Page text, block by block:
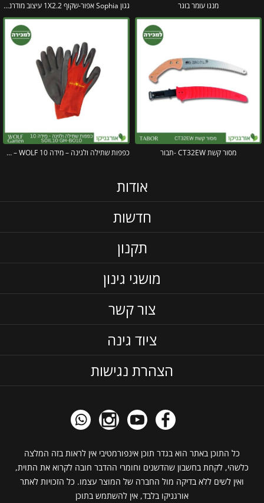
מנגו עומר בוגר גגון Sophia אפור-שקוף 1X2.2 עיצוב מודרני מבית פלרם – Canopia
מסור קשת CT32EW -תבור כפפות שתילה ולגינה – מידה 10 SOIL10 GH-BO10 – WOLF
אודות
חדשות
תקנון
מושגי גינון
צור קשר
ציוד גינה
הצהרת נגישות
כל התוכן באתר הוא בגדר תוכן אינפורמטיבי אין לראות בזה המלצה
כלשהי, לקחת בחשבון שהדשנים וחומרי ההדבר חובה לקרוא את התוית,
ואין לשים ללא בדיקה מול החברה של המוצר עצמו. כל הזכויות לאתר
אורגניקו בלבד, אין להשתמש בתוכן